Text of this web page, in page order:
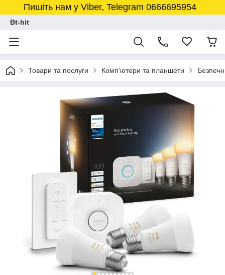
Пишіть нам у Viber, Telegram 0666695954
Bt-hit
Товари та послуги Комп'ютери та планшети